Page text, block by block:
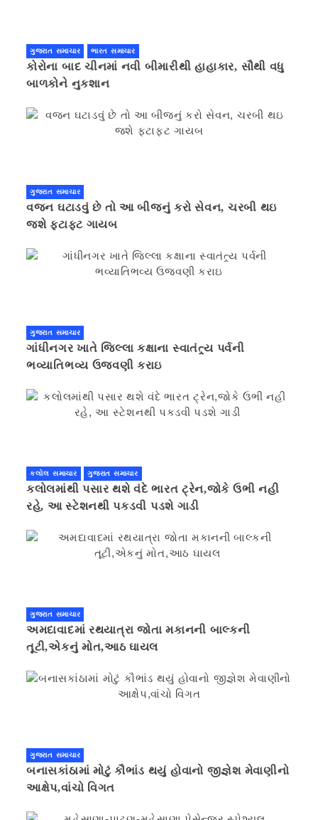
ગુજરાત સમાચાર ભારત સમાચાર
કોરોના બાદ ચીનમાં નવી બીમારીથી હાહાકાર, સૌથી વધુ
બાળકોને નુકશાન
ગુજરાત સમાચાર
વજન ઘટાડવું છે તો આ બીજનું કરો સેવન, ચરબી થઇ
જશે ફટાફટ ગાયબ
ગુજરાત સમાચાર
ગાંધીનગર ખાતે જિલ્લા કક્ષાના સ્વાતંત્ર્ય પર્વની
ભવ્યાતિભવ્ય ઉજવણી કરાઇ
કલોલ સમાચાર ગુજરાત સમાચાર
કલોલમાંથી પસાર થશે વંદે ભારત ટ્રેન,જોકે ઉભી નહી
રહે, આ સ્ટેશનથી પકડવી પડશે ગાડી
ગુજરાત સમાચાર
અમદાવાદમાં રથયાત્રા જોતા મકાનની બાલ્કની
તૂટી,એકનું મોત,આઠ ઘાયલ
ગુજરાત સમાચાર
બનાસકાંઠામાં મોટું કૌભાંડ થયું હોવાનો જીજ્ઞેશ મેવાણીનો
આક્ષેપ,વાંચો વિગત